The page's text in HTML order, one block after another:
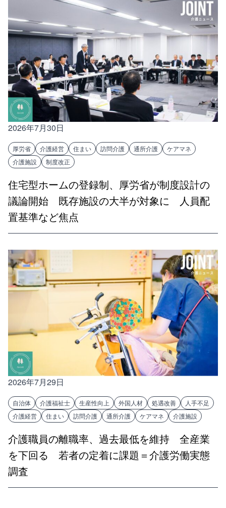
2026年7月30日
厚労省 介護経営 住まい 訪問介護 通所介護
ケアマネ
介護施設
制度改正
住宅型ホームの登録制、厚労省が制度設計の
議論開始 既存施設の大半が対象に 人員配
置基準など焦点
2026年7月29日
自治体 介護福祉士 生産性向上 外国人材 処遇改善
人手不足
介護経営
住まい 訪問介護 通所介護 ケアマネ 介護施設
介護職員の離職率、過去最低を維持 全産業
を下回る 若者の定着に課題＝介護労働実態
調査